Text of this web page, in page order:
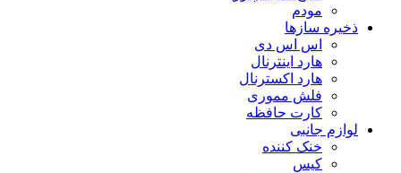
مودم
ذخیره سازها
اس اس دی
هارد اینترنال
هارد اکسترنال
فلش مموری
کارت حافظه
لوازم جانبی
خنک کننده
کیس